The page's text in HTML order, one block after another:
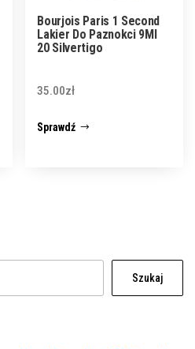
Bourjois Paris 1 Second
Lakier Do Paznokci 9Ml
20 Silvertigo
35.00zł
Sprawdź
Szukaj